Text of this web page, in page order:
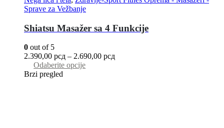
Sprave za Vežbanje
Shiatsu Masažer sa 4 Funkcije
0 out of 5
2.390,00 рсд – 2.690,00 рсд
Odaberite opcije
Brzi pregled